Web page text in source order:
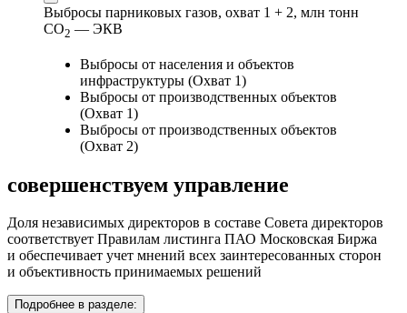
Выбросы парниковых газов, охват 1 + 2, млн тонн
СО2 — ЭКВ
Выбросы от населения и объектов
инфраструктуры (Охват 1)
Выбросы от производственных объектов
(Охват 1)
Выбросы от производственных объектов
(Охват 2)
совершенствуем управление
Доля независимых директоров в составе Совета директоров
соответствует Правилам листинга ПАО Московская Биржа
и обеспечивает учет мнений всех заинтересованных сторон
и объективность принимаемых решений
Подробнее в разделе: